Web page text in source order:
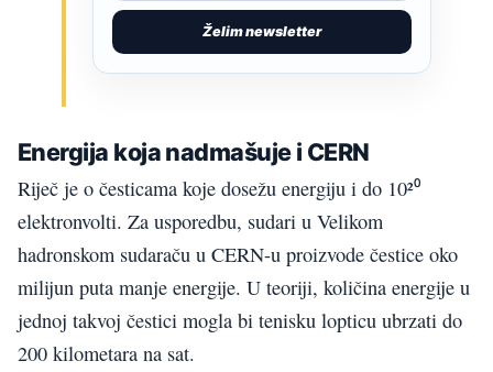
Želim newsletter
Energija koja nadmašuje i CERN
Riječ je o česticama koje dosežu energiju i do 10²⁰
elektronvolti. Za usporedbu, sudari u Velikom
hadronskom sudaraču u CERN-u proizvode čestice oko
milijun puta manje energije. U teoriji, količina energije u
jednoj takvoj čestici mogla bi tenisku lopticu ubrzati do
200 kilometara na sat.